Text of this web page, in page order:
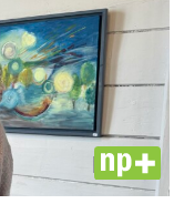
PLUS